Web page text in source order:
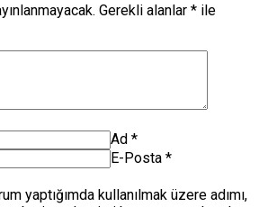
Gerekli alanlar * ile
Ad *
E-Posta *
yaptığımda kullanılmak üzere adımı,